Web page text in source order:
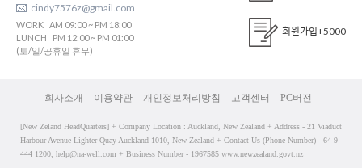
cindy7576z@gmail.com
WORK AM 09:00 ~ PM 18:00
LUNCH
PM 12:00 ~ PM 01:00
(토/일/공휴일 휴무)
회원가입+5000
회사소개 이용약관 개인정보처리방침 고객센터 PC버전
[New Zeland HeadQuarters] + Company Location : Auckland, New Zealand + Address - 21 Viaduct
Harbour Avenue Lighter Quay Auckland 1010, New Zealand + Contact Us (Phone Number) - 64 9
444 1200, help@na-well.com + Business Number - 1967585 www.newzealand.govt.nz